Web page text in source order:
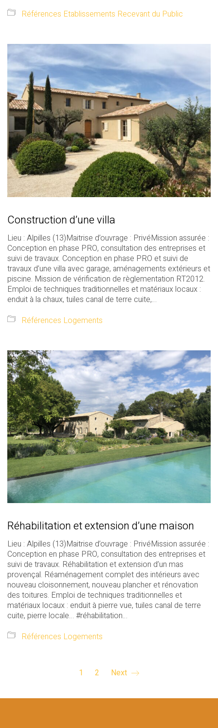
Références Etablissements Recevant du Public
Construction d’une villa
Lieu : Alpilles (13)Maitrise d’ouvrage : PrivéMission assurée :
Conception en phase PRO, consultation des entreprises et
suivi de travaux. Conception en phase PRO et suivi de
travaux d’une villa avec garage, aménagements extérieurs et
piscine. Mission de vérification de règlementation RT2012.
Emploi de techniques traditionnelles et matériaux locaux :
enduit à la chaux, tuiles canal de terre cuite,…
Références Logements
Réhabilitation et extension d’une maison
Lieu : Alpilles (13)Maitrise d’ouvrage : PrivéMission assurée :
Conception en phase PRO, consultation des entreprises et
suivi de travaux. Réhabilitation et extension d’un mas
provençal. Réaménagement complet des intérieurs avec
nouveau cloisonnement, nouveau plancher et rénovation
des toitures. Emploi de techniques traditionnelles et
matériaux locaux : enduit à pierre vue, tuiles canal de terre
cuite, pierre locale… #réhabilitation…
Références Logements
1 2 Next